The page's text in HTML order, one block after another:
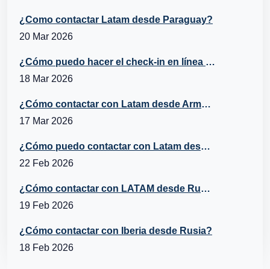
¿Como contactar Latam desde Paraguay?
20 Mar 2026
¿Cómo puedo hacer el check-in en línea con Turkish Airlines?
18 Mar 2026
¿Cómo contactar con Latam desde Armenia?
17 Mar 2026
¿Cómo puedo contactar con Latam desde Italia?
22 Feb 2026
¿Cómo contactar con LATAM desde Rusia?
19 Feb 2026
¿Cómo contactar con Iberia desde Rusia?
18 Feb 2026